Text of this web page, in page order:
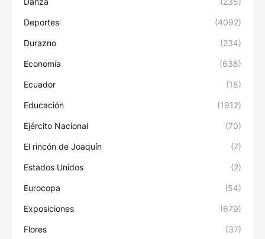
Deportes (4092)
Durazno (234)
Economía (638)
Ecuador (18)
Educación (1912)
Ejército Nacional (70)
El rincón de Joaquín (7)
Estados Unidos (2)
Eurocopa (54)
Exposiciones (679)
Flores (37)